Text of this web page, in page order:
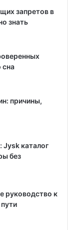
запретов в
знать
сна
причины,
Jysk каталог
без
руководство к